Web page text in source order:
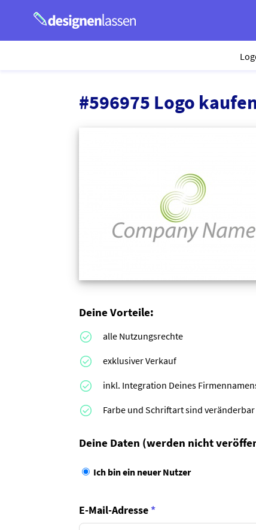
#596975 Logo
Deine Vorteile:
alle Nutzungsrechte
exklusiver Verkauf
inkl. Integration Deines
Farbe und Schriftart sind veränderbar
Deine Daten (werden nicht
Ich bin ein neuer Nutzer
E-Mail-Adresse*